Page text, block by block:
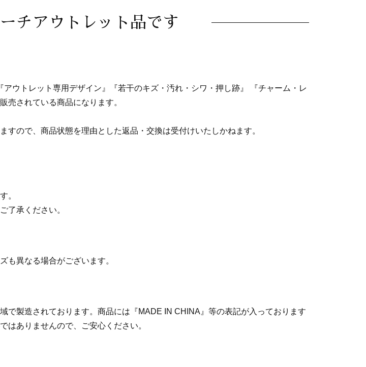
チアウトレット品です
ウトレット専用デザイン』『若干のキズ・汚れ・シワ・押し跡』 『チャーム・レ
売されている商品になります。
ので、商品状態を理由とした返品・交換は受付けいたしかねます。
。
了承ください。
も異なる場合がございます。
で製造されております。商品には『MADE IN CHINA』等の表記が入っております
はありませんので、ご安心ください。